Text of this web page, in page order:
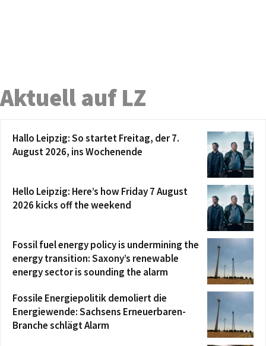
Aktuell auf LZ
Hallo Leipzig: So startet Freitag, der 7.
August 2026, ins Wochenende
Hello Leipzig: Here’s how Friday 7 August
2026 kicks off the weekend
Fossil fuel energy policy is undermining the
energy transition: Saxony’s renewable
energy sector is sounding the alarm
Fossile Energiepolitik demoliert die
Energiewende: Sachsens Erneuerbaren-
Branche schlägt Alarm